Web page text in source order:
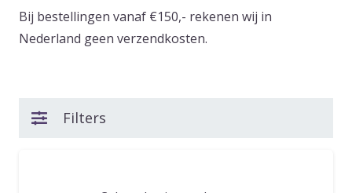
Bij bestellingen vanaf €150,- rekenen wij in
Nederland geen verzendkosten.
Filters